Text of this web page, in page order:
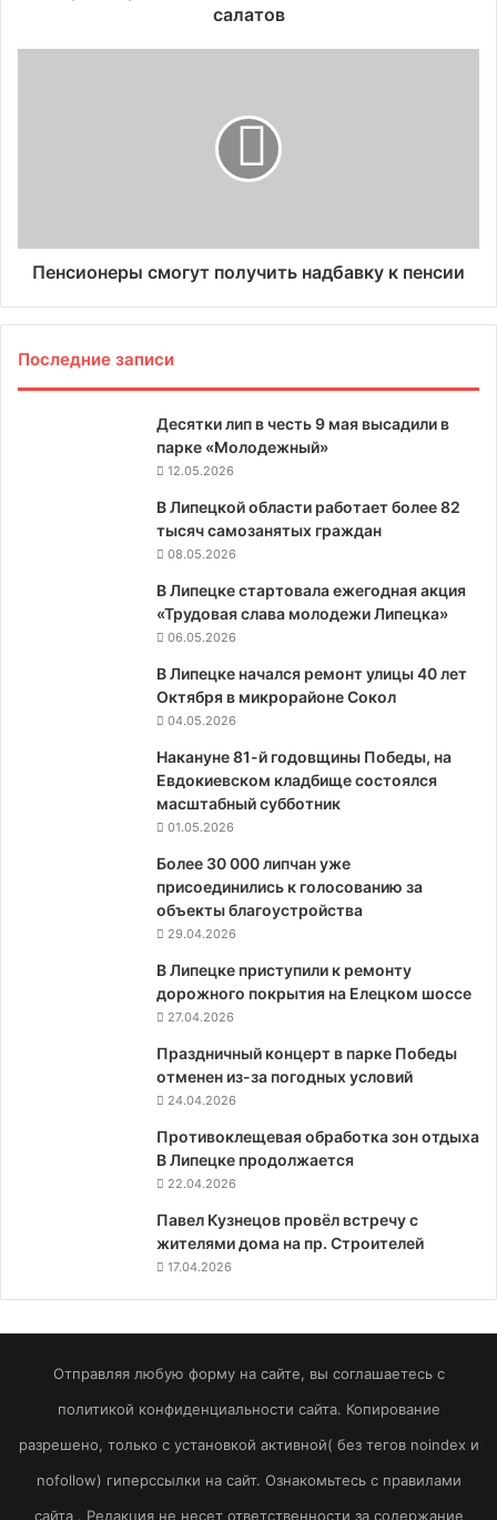
салатов
Пенсионеры смогут получить надбавку к пенсии
Последние записи
Десятки лип в честь 9 мая высадили в
парке «Молодежный»
12.05.2026
В Липецкой области работает более 82
тысяч самозанятых граждан
08.05.2026
В Липецке стартовала ежегодная акция
«Трудовая слава молодежи Липецка»
06.05.2026
В Липецке начался ремонт улицы 40 лет
Октября в микрорайоне Сокол
04.05.2026
Накануне 81-й годовщины Победы, на
Евдокиевском кладбище состоялся
масштабный субботник
01.05.2026
Более 30 000 липчан уже
присоединились к голосованию за
объекты благоустройства
29.04.2026
В Липецке приступили к ремонту
дорожного покрытия на Елецком шоссе
27.04.2026
Праздничный концерт в парке Победы
отменен из-за погодных условий
24.04.2026
Противоклещевая обработка зон отдыха
В Липецке продолжается
22.04.2026
Павел Кузнецов провёл встречу с
жителями дома на пр. Строителей
17.04.2026
Отправляя любую форму на сайте, вы соглашаетесь с
политикой конфиденциальности сайта. Копирование
разрешено, только с установкой активной( без тегов noindex и
nofollow) гиперссылки на сайт. Ознакомьтесь с правилами
сайта . Редакция не несет ответственности за содержание